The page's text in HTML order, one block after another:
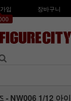
입
장바구니
- NW006 1/12 아